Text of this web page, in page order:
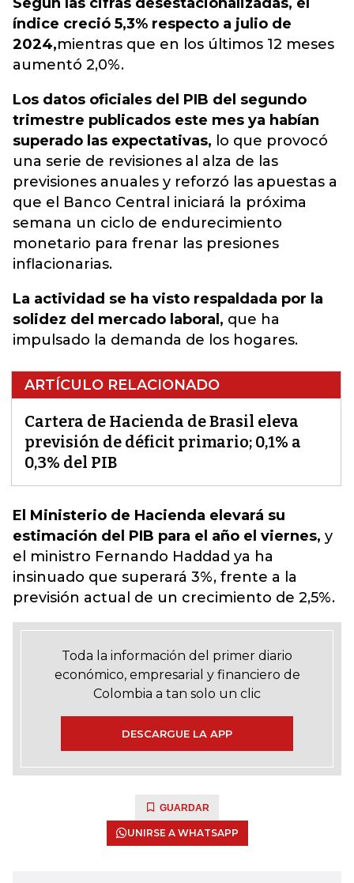
índice creció 5,3% respecto a julio de
2024,mientras que en los últimos 12 meses
aumentó 2,0%.
Los datos oficiales del PIB del segundo
trimestre publicados este mes ya habían
superado las expectativas, lo que provocó
una serie de revisiones al alza de las
previsiones anuales y reforzó las apuestas a
que el Banco Central iniciará la próxima
semana un ciclo de endurecimiento
monetario para frenar las presiones
inflacionarias.
La actividad se ha visto respaldada por la
solidez del mercado laboral, que ha
impulsado la demanda de los hogares.
ARTÍCULO RELACIONADO
Cartera de Hacienda de Brasil eleva
previsión de déficit primario; 0,1% a
0,3% del PIB
El Ministerio de Hacienda elevará su
estimación del PIB para el año el viernes, y
el ministro Fernando Haddad ya ha
insinuado que superará 3%, frente a la
previsión actual de un crecimiento de 2,5%.
Toda la información del primer diario
económico, empresarial y financiero de
Colombia a tan solo un clic
DESCARGUE LA APP
GUARDAR
UNIRSE A WHATSAPP